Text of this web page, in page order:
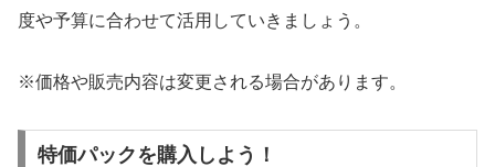
度や予算に合わせて活用していきましょう。
※価格や販売内容は変更される場合があります。
特価パックを購入しよう！